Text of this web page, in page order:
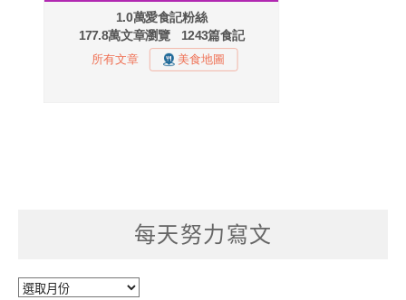
每天努力寫文
每